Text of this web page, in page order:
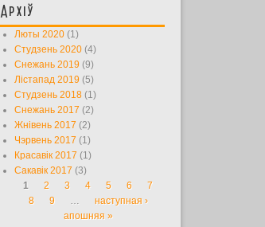
Архіў
Люты 2020 (1)
Студзень 2020 (4)
Снежань 2019 (9)
Лістапад 2019 (5)
Студзень 2018 (1)
Снежань 2017 (2)
Жнівень 2017 (2)
Чэрвень 2017 (1)
Красавік 2017 (1)
Сакавік 2017 (3)
Старонкі
1 2 3 4 5 6
7
8
9 …
наступная ›
апошняя »